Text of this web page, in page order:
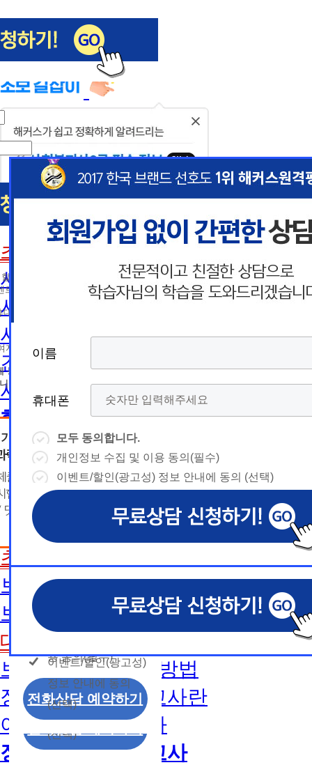
해커스편입
사회복지사1급
사회복지사
초보길잡이
사회복지사란
사회복지사2급 취득방법
사회복지사1급 취득방법
건강가정사
사회복지학사/전문학사
한국어교원
한국어교원이란
한국어교원 취득방법
해외취업전망
보육교사
초보길잡이
보육교사란
보육교사2급 취득방법
대면수업일정
보육교사1급 취득방법
장애영유아 보육교사란
아동학사/전문학사
장애영유아 보육교사
폰
* 날짜입력 키보드 사용법
- page up/down 키 = 다음달/이전
- ctrl+ 방향키 좌,우, 위, 아래 = 날
짜선택
날짜선택
날
선
예
간
상담내용(필수)
수강신청
문의
상담 희망내용 (선택)
개인정보 수집/이용
동의
개인정보 수집 및 이
용 동의(필수)
이벤트/할인(광고성)
정보 안내에 동의
(선택)
폰
* 날짜입력 키보드 사용법
- page up/down 키 = 다음달/이전
- ctrl+ 방향키 좌,우, 위, 아래 = 날
짜선택
전달
- ctrl+ 방향키 좌,우, 위, 아래 =
날짜선택
날
짜
예
상담내용(필수)
수강신청
문의
모두 동의합니다.
개인정보 수집 및 이
용 동의(필수)
이벤트/할인(광고성)
정보 안내에 동의
(선택)
전화상담 예약하기
이름
휴대폰
모두 동의합니다.
개인정보 수집 및 이용 동의(필수)
이벤트/할인(광고성) 정보 안내에 동의 (선택)
◆ 개인정보 수집 · 이용 동의
1. 개인정보 수집·이용 목적
1) 무료상담 진행 및 문의 사항 응대, 동일·후속 문의에 대한
제공, 상담 이력 관리 및 상담 관련 분쟁·민원 처리
2) 광고성 정보 수신에 별도 동의한 자에 한하여
격평생교육원을 비롯한 해커스 교육그룹의 새로
신상품이나 이벤트, 최신 정보 안내 등 신청자의
는 최적의 서비스를 제공하기 위함.
(해커스교육그룹: 해커스인강, 해커스프랩, 해커스톡, 해커스
커스일본어, 해커스잡, 해커스금융, 해커스임용, 해커스공무
찰, 해커스소방, 해커스공인중개사, 해커스주택관리사, 해커
2. (필수)이름, 휴대폰번호, 상담내용
(선택) 제출된 상담 문의 내용, 전화상담 과정에서 이용자가
3. 개인정보 보유/이용 기간: 법령상 정하는 경우
고는 회원탈퇴 시까지 이용 및 보관합니다. 단, 비
이름
휴대폰
모두 동의합니다.
개인정보 수집 및 이용 동의(필수)
이벤트/할인(광고성) 정보 안내에 동의 (선택)
◆ 개인정보 수집 · 이용 동의
1. 개인정보 수집·이용 목적
1) 무료상담 진행 및 문의 사항 응대, 동일·후속 문의에 대한
제공, 상담 이력 관리 및 상담 관련 분쟁·민원 처리
2) 광고성 정보 수신에 별도 동의한 자에 한하여
격평생교육원을 비롯한 해커스 교육그룹의 새로
신상품이나 이벤트, 최신 정보 안내 등 신청자의
는 최적의 서비스를 제공하기 위함.
(해커스교육그룹: 해커스인강, 해커스프랩, 해커스톡, 해커스
커스일본어, 해커스잡, 해커스금융, 해커스임용, 해커스공무
찰, 해커스소방, 해커스공인중개사, 해커스주택관리사, 해커
2. (필수)이름, 휴대폰번호, 상담내용
(선택) 제출된 상담 문의 내용, 전화상담 과정에서 이용자가
3. 개인정보 보유/이용 기간: 법령상 정하는 경우
고는 회원탈퇴 시까지 이용 및 보관합니다. 단, 비
이름
휴대폰
모두 동의합니다.
개인정보 수집 및 이용 동의(필수)
이벤트/할인(광고성) 정보 안내에 동의 (선택)
◆ 개인정보 수집 · 이용 동의
1. 개인정보 수집·이용 목적
1) 무료상담 진행 및 문의 사항 응대, 동일·후속 문의에 대한
제공, 상담 이력 관리 및 상담 관련 분쟁·민원 처리
2) 광고성 정보 수신에 별도 동의한 자에 한하여
격평생교육원을 비롯한 해커스 교육그룹의 새로
신상품이나 이벤트, 최신 정보 안내 등 신청자의
는 최적의 서비스를 제공하기 위함.
(해커스교육그룹: 해커스인강, 해커스프랩, 해커스톡, 해커스
커스일본어, 해커스잡, 해커스금융, 해커스임용, 해커스공무
찰, 해커스소방, 해커스공인중개사, 해커스주택관리사, 해커
2. (필수)이름, 휴대폰번호, 상담내용
(선택) 제출된 상담 문의 내용, 전화상담 과정에서 이용자가
3. 개인정보 보유/이용 기간: 법령상 정하는 경우
고는 회원탈퇴 시까지 이용 및 보관합니다. 단, 비
이름
휴대폰
모두 동의합니다.
개인정보 수집 및 이용 동의(필수)
이벤트/할인(광고성) 정보 안내에 동의 (선택)
인혜택 제공
등 광고성 정보 제공, 통계자료 활용
폰 번호
의 해지나 개인정보 삭제요청 시까지
동의하지 않을 수 있습니다.
다.